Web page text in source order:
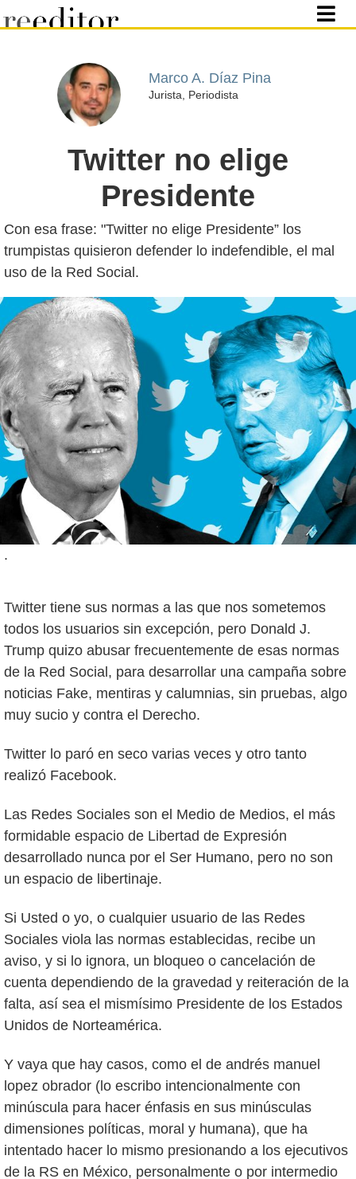
Marco A. Díaz Pina
Jurista, Periodista
Twitter no elige
Presidente
Con esa frase: "Twitter no elige Presidente” los
trumpistas quisieron defender lo indefendible, el mal
.
Twitter tiene sus normas a las que nos sometemos
todos los usuarios sin excepción, pero Donald J.
Trump quizo abusar frecuentemente de esas normas
de la Red Social, para desarrollar una campaña sobre
noticias Fake, mentiras y calumnias, sin pruebas, algo
muy sucio y contra el Derecho.
Twitter lo paró en seco varias veces y otro tanto
realizó Facebook.
Las Redes Sociales son el Medio de Medios, el más
formidable espacio de Libertad de Expresión
desarrollado nunca por el Ser Humano, pero no son
un espacio de libertinaje.
Si Usted o yo, o cualquier usuario de las Redes
Sociales viola las normas establecidas, recibe un
aviso, y si lo ignora, un bloqueo o cancelación de
cuenta dependiendo de la gravedad y reiteración de la
falta, así sea el mismísimo Presidente de los Estados
Unidos de Norteamérica.
Y vaya que hay casos, como el de andrés manuel
lopez obrador (lo escribo intencionalmente con
minúscula para hacer énfasis en sus minúsculas
dimensiones políticas, moral y humana), que ha
intentado hacer lo mismo presionando a los ejecutivos
de la RS en México, personalmente o por intermedio